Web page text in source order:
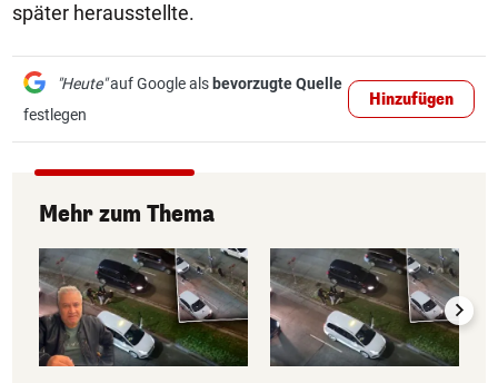
später herausstellte.
"Heute"auf Google als bevorzugte Quelle
festlegen
Hinzufügen
Mehr zum Thema